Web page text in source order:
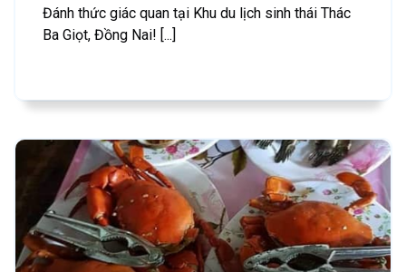
Đánh thức giác quan tại Khu du lịch sinh thái Thác
Ba Giọt, Đồng Nai! [...]